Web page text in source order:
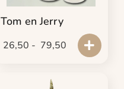
Tom en Jerry
26,50 - 79,50